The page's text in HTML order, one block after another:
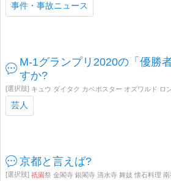
事件・事故ニュース
M-1グランプリ2020の「優勝
すか?
キュウ ダイタク カベポスター オズワルド ロングコートダディ コウテイ ニッポンの社長 ニューヨーク タイムキーパー ゆにばーす おいでやすこが 滝音 マヂカルラ
芸人
京都と言えば?
祇園祭 金閣寺 銀閣寺 清水寺 舞妓 懐石料理 南禅寺の湯豆腐 大文字 東寺の五